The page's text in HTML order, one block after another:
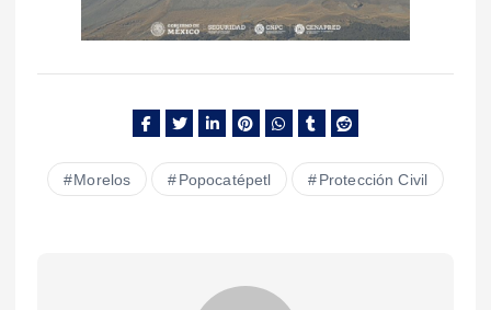
Morelos Popocatépetl Protección Civil